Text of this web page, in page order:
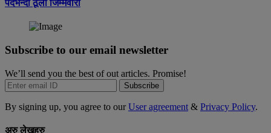
पदभन्दा ठूलो जिम्मेवारी
Subscribe to our email newsletter
We’ll send you the best of out articles. Promise!
Subscribe
By signing up, you agree to ourUser agreement & Privacy Policy.
अरु लेखहरु